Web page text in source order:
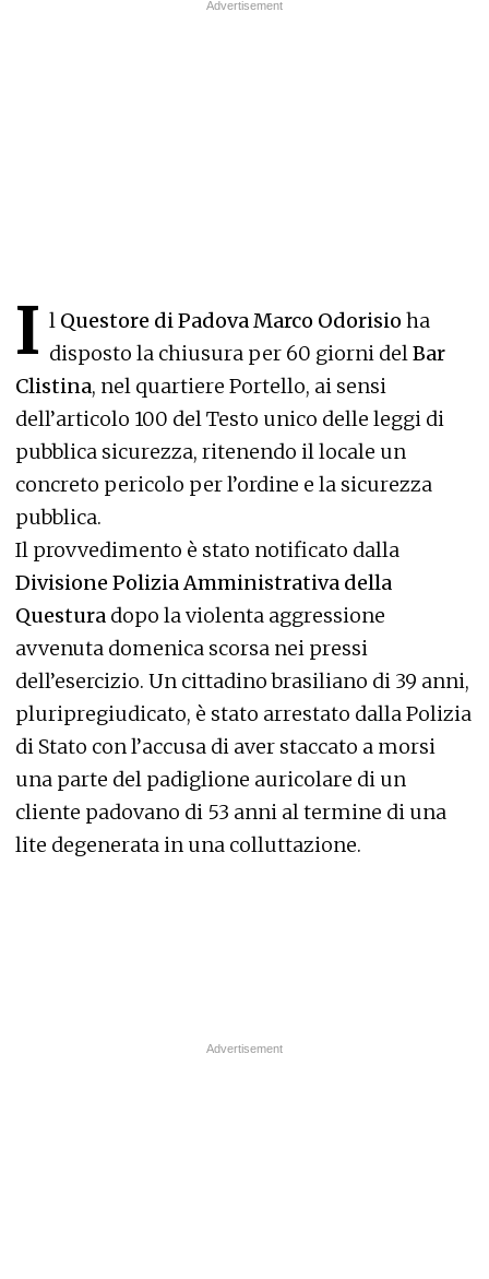
I l Questore di Padova Marco Odorisio ha
disposto la chiusura per 60 giorni del Bar
Clistina, nel quartiere Portello, ai sensi
dell’articolo 100 del Testo unico delle leggi di
pubblica sicurezza, ritenendo il locale un
concreto pericolo per l’ordine e la sicurezza
pubblica.
Il provvedimento è stato notificato dalla
Divisione Polizia Amministrativa della
Questura dopo la violenta aggressione
avvenuta domenica scorsa nei pressi
dell’esercizio. Un cittadino brasiliano di 39 anni,
pluripregiudicato, è stato arrestato dalla Polizia
di Stato con l’accusa di aver staccato a morsi
una parte del padiglione auricolare di un
cliente padovano di 53 anni al termine di una
lite degenerata in una colluttazione.